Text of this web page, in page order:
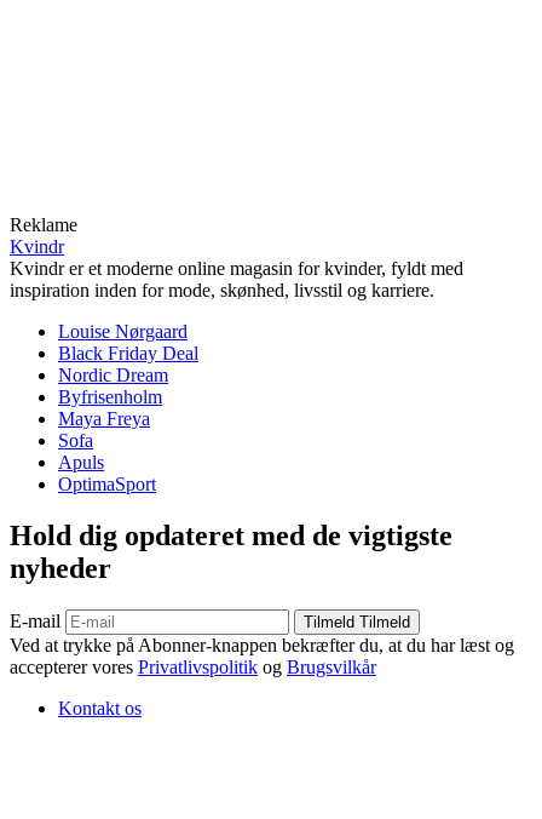
Reklame
Kvindr
Kvindr er et moderne online magasin for kvinder, fyldt med
inspiration inden for mode, skønhed, livsstil og karriere.
Louise Nørgaard
Black Friday Deal
Nordic Dream
Byfrisenholm
Maya Freya
Sofa
Apuls
OptimaSport
Hold dig opdateret med de vigtigste
nyheder
E-mail Tilmeld Tilmeld
Ved at trykke på Abonner-knappen bekræfter du, at du har læst og
accepterer vores Privatlivspolitik og Brugsvilkår
Kontakt os